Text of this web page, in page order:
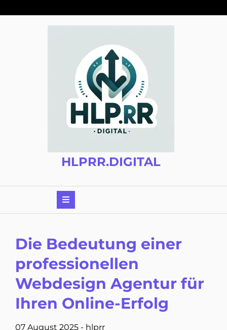
Inhalt
HLPRR.DIGITAL
Die Bedeutung einer
professionellen
Webdesign Agentur für
Ihren Online-Erfolg
07 August 2025 - hlprr